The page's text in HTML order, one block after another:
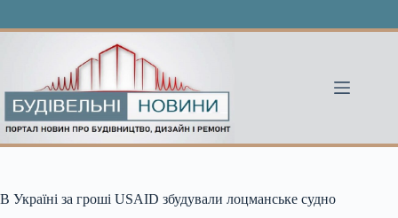
В Україні за гроші USAID збудували лоцманське судно